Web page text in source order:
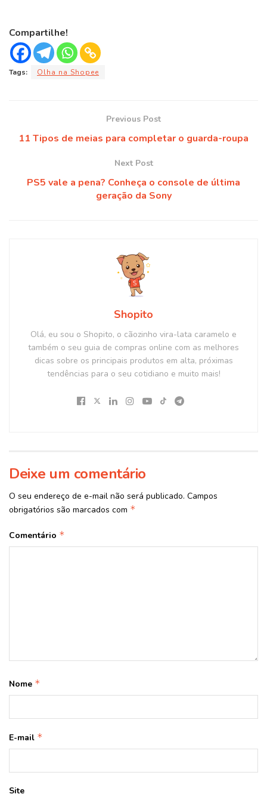
Compartilhe!
Tags: Olha na Shopee
Previous Post
11 Tipos de meias para completar o guarda-roupa
Next Post
PS5 vale a pena? Conheça o console de última
geração da Sony
Shopito
Olá, eu sou o Shopito, o cãozinho vira-lata caramelo e
também o seu guia de compras online com as melhores
dicas sobre os principais produtos em alta, próximas
tendências para o seu cotidiano e muito mais!
Deixe um comentário
O seu endereço de e-mail não será publicado. Campos
obrigatórios são marcados com *
Comentário *
Nome *
E-mail *
Site